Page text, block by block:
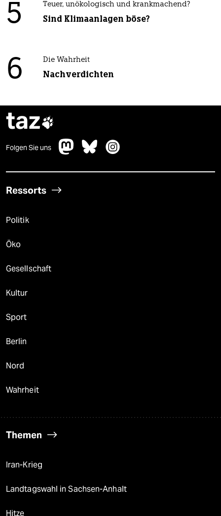
5 Teuer, unökologisch und krankmachend?
Sind Klimaanlagen böse?
6 Die Wahrheit
Nachverdichten
taz
Folgen Sie uns
Ressorts
Politik
Öko
Gesellschaft
Kultur
Sport
Berlin
Nord
Wahrheit
Themen
Iran-Krieg
Landtagswahl in Sachsen-Anhalt
Hitze